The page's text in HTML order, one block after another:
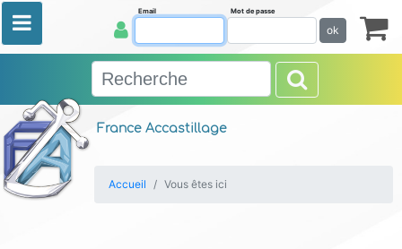
France Accastillage
Email Mot de passe
ok
Accueil Vous êtes ici